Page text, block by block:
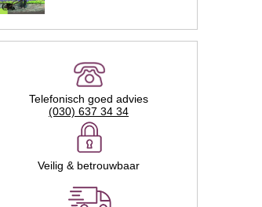
Telefonisch goed advies
(030) 637 34 34
Veilig & betrouwbaar